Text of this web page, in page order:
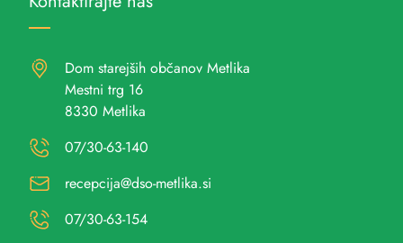
Dom starejših občanov Metlika
Mestni trg 16
8330 Metlika
07/30-63-140
recepcija@dso-metlika.si
07/30-63-154